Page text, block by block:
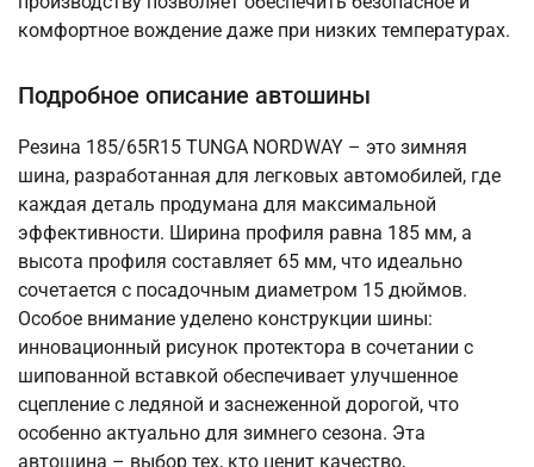
комфортное вождение даже при низких температурах.
Подробное описание автошины
Резина 185/65R15 TUNGA NORDWAY – это зимняя
шина, разработанная для легковых автомобилей, где
каждая деталь продумана для максимальной
эффективности. Ширина профиля равна 185 мм, а
высота профиля составляет 65 мм, что идеально
сочетается с посадочным диаметром 15 дюймов.
Особое внимание уделено конструкции шины:
инновационный рисунок протектора в сочетании с
шипованной вставкой обеспечивает улучшенное
сцепление с ледяной и заснеженной дорогой, что
особенно актуально для зимнего сезона. Эта
автошина – выбор тех, кто ценит качество,